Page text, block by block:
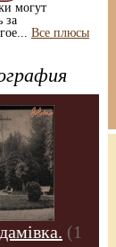
могут
за
Все плюсы
(1